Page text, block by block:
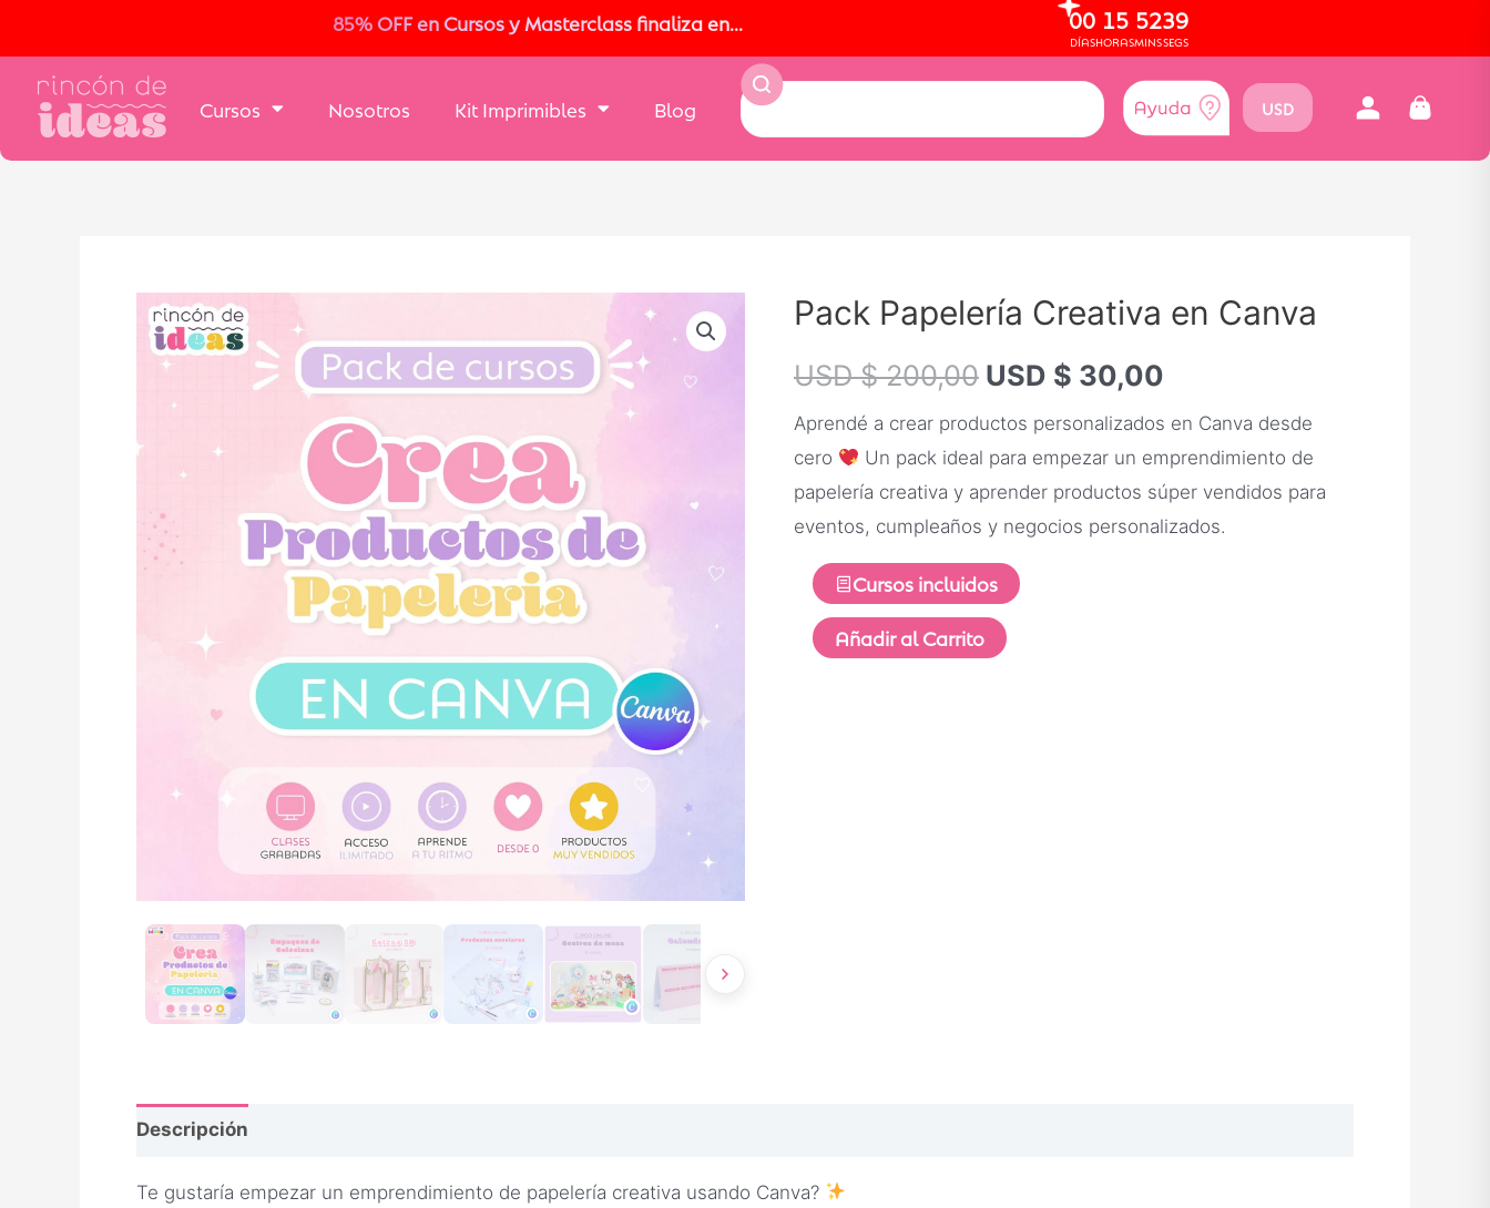
85% OFF en Cursos y Masterclass finaliza en... 00
DÍAS
15
HORAS
52
MINS
38
SEGS
Cursos Nosotros Kit Imprimibles Blog USD
Pack Papelería Creativa en Canva
USD $200,00 USD $ 30,00
Aprendé a crear productos personalizados en Canva desde
cero
Un pack ideal para empezar un emprendimiento de
papelería creativa y aprender productos súper vendidos para
eventos, cumpleaños y negocios personalizados.
Cursos incluidos
Añadir al Carrito
Descripción
Te gustaría empezar un emprendimiento de papelería creativa usando Canva?